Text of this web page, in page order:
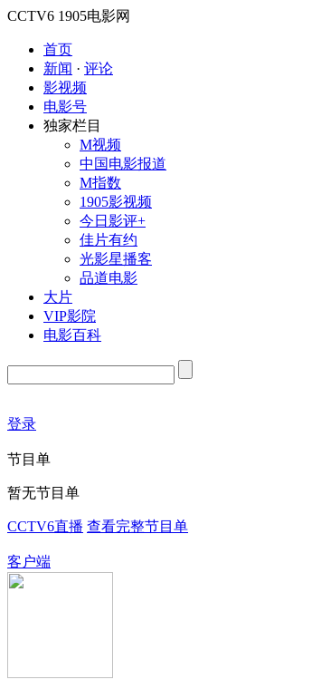
CCTV6 1905电影网
首页
新闻 · 评论
影视频
电影号
独家栏目
M视频
中国电影报道
M指数
1905影视频
今日影评+
佳片有约
光影星播客
品道电影
大片
VIP影院
电影百科
登录
节目单
暂无节目单
CCTV6直播 查看完整节目单
客户端